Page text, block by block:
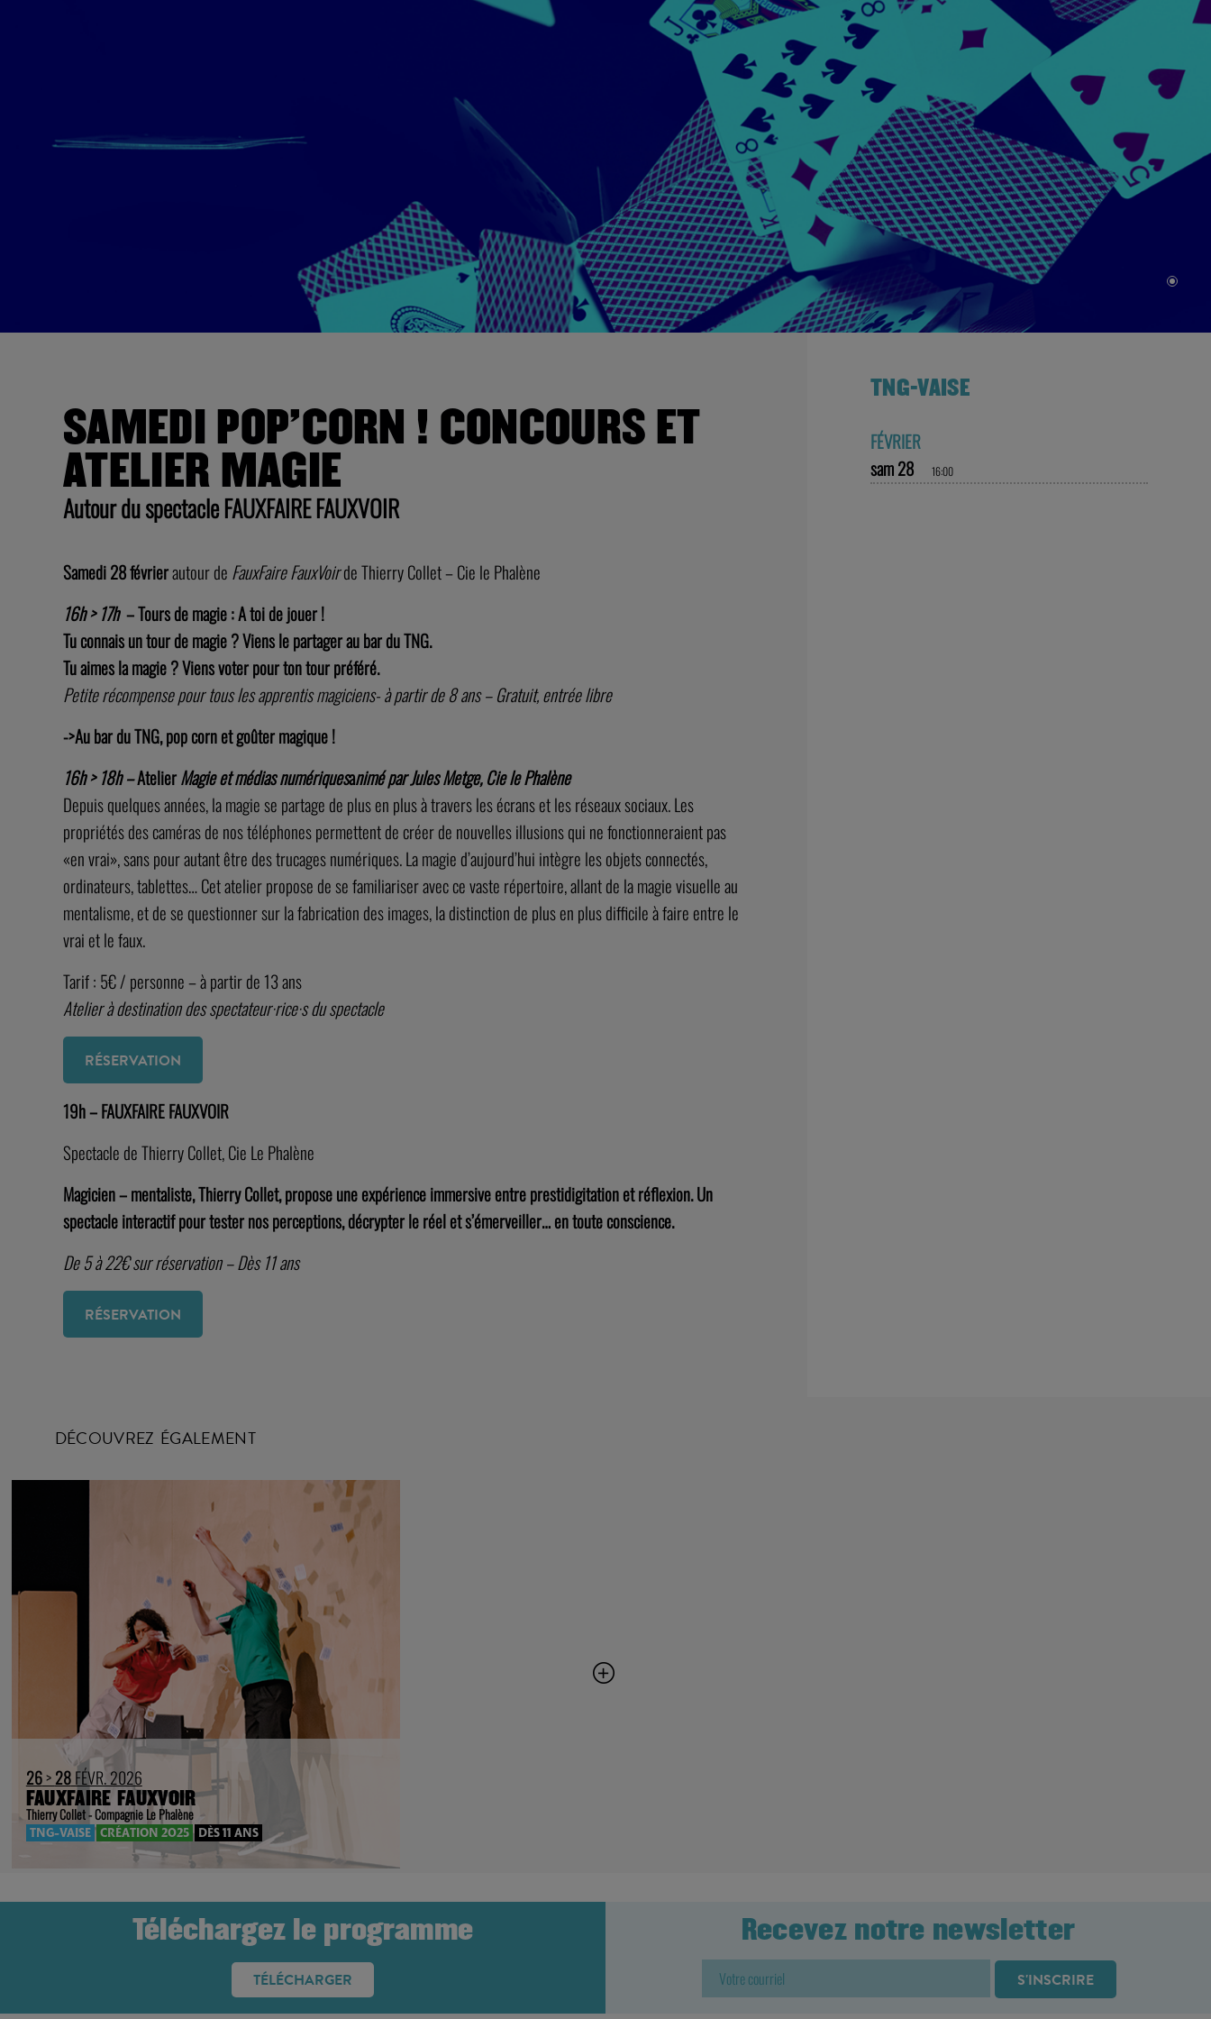
SAMEDI POP’CORN ! CONCOURS ET
ATELIER MAGIE
Autour du spectacle FAUXFAIRE FAUXVOIR
Samedi 28 févrierautour de FauxFaire FauxVoirde Thierry Collet – Cie le Phalène
16h > 17h–Tours de magie : A toi de jouer !
Tu connais un tour de magie ? Viens le partager au bar du TNG.
Tu aimes la magie ? Viens voter pour ton tour préféré.
Petite récompense pour tous les apprentis magiciens- à partir de 8 ans – Gratuit, entrée libre
->Au bar du TNG, pop corn et goûter magique !
16h > 18h –AtelierMagie et médias numériquesanimé par Jules Metge, Cie le Phalène
Depuis quelques années, la magie se partage de plus en plus à travers les écrans et les réseaux sociaux. Les
propriétés des caméras de nos téléphones permettent de créer de nouvelles illusions qui ne fonctionneraient pas
«en vrai», sans pour autant être des trucages numériques. La magie d’aujourd’hui intègre les objets connectés,
ordinateurs, tablettes… Cet atelier propose de se familiariser avec ce vaste répertoire, allant de la magie visuelle au
mentalisme, et de se questionner sur la fabrication des images, la distinction de plus en plus difficile à faire entre le
vrai et le faux.
Tarif : 5€ / personne – à partir de 13 ans
Atelier à destination des spectateur·rice·s du spectacle
RÉSERVATION
19h – FAUXFAIRE FAUXVOIR
Spectacle de Thierry Collet, Cie Le Phalène
Magicien – mentaliste, Thierry Collet, propose une expérience immersive entre prestidigitation et réflexion. Un
spectacle interactif pour tester nos perceptions, décrypter le réel et s’émerveiller… en toute conscience.
De 5 à 22€ sur réservation – Dès 11 ans
RÉSERVATION
TNG-VAISE
FÉVRIER
sam 28
16:00
DÉCOUVREZ ÉGALEMENT
26>28FÉVR. 2026
FAUXFAIRE FAUXVOIR
Thierry Collet - Compagnie Le Phalène
TNG-VAISE CRÉATION 2025 DÈS 11 ANS
Téléchargez le programme
TÉLÉCHARGER
Recevez notre newsletter